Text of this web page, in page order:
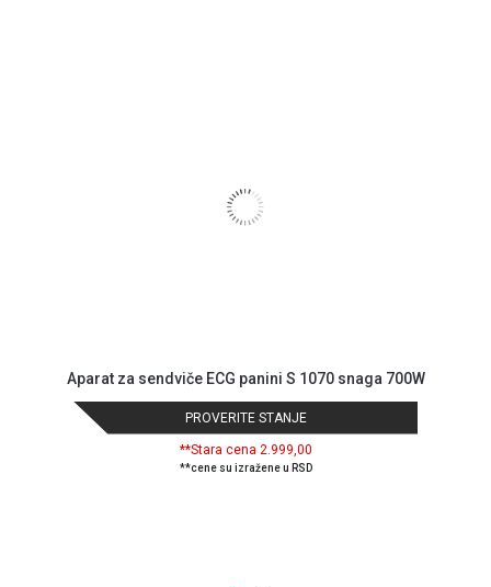
Aparat za sendviče ECG panini S 1070 snaga 700W
PROVERITE STANJE
**Stara cena 2.999,00
**cene su izražene u RSD